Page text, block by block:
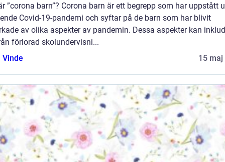
”corona barn”? Corona barn är ett begrepp som har uppstått
Covid-19-pandemi och syftar på de barn som har blivit
av olika aspekter av pandemin. Dessa aspekter kan
förlorad skolundervisni...
Vinde
15 maj